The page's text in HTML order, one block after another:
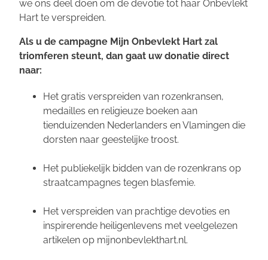
we ons deel doen om de devotie tot haar Onbevlekt
Hart te verspreiden.
Als u de campagne Mijn Onbevlekt Hart zal
triomferen steunt, dan gaat uw donatie direct
naar:
Het gratis verspreiden van rozenkransen,
medailles en religieuze boeken aan
tienduizenden Nederlanders en Vlamingen die
dorsten naar geestelijke troost.
Het publiekelijk bidden van de rozenkrans op
straatcampagnes tegen blasfemie.
Het verspreiden van prachtige devoties en
inspirerende heiligenlevens met veelgelezen
artikelen op mijnonbevlekthart.nl.